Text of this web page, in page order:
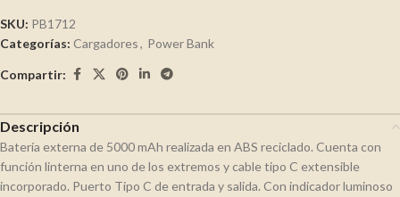
SKU: PB1712
Categorías: Cargadores, Power Bank
Compartir:
Descripción
Batería externa de 5000 mAh realizada en ABS reciclado. Cuenta con
función linterna en uno de los extremos y cable tipo C extensible
incorporado. Puerto Tipo C de entrada y salida. Con indicador luminoso